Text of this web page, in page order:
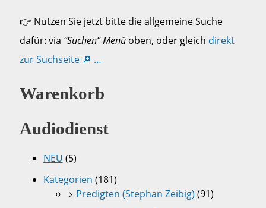
👉 Nutzen Sie jetzt bitte die allgemeine Suche
dafür: via “Suchen” Menüoben, oder gleich direkt
zur Suchseite 🔎 …
Warenkorb
Audiodienst
NEU (5)
Kategorien (181)
Predigten (Stephan Zeibig) (91)